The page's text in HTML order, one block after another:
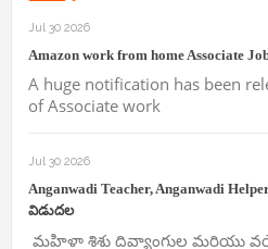
Jul 30 2026
Amazon work from home Associate
A huge notification has been
of Associate work
Jul 30 2026
Anganwadi Teacher, Anganwadi
విడుదల
మహిళా శిశు దివ్యాంగుల మరియు